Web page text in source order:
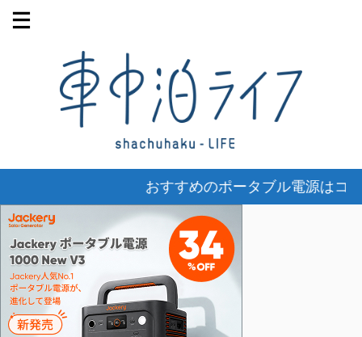
おすすめのポータブル電源はコチ